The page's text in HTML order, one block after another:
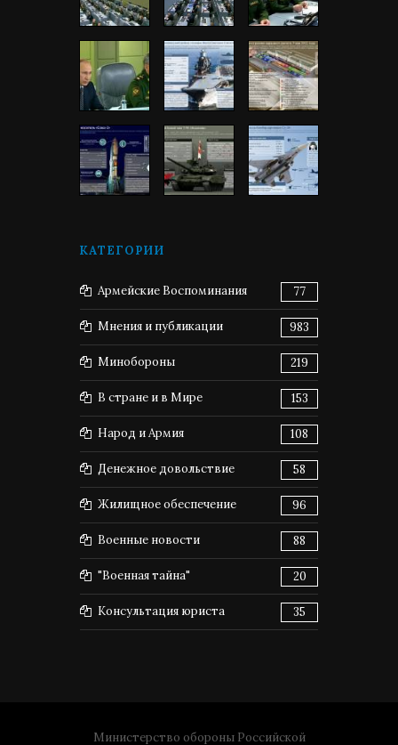
КАТЕГОРИИ
Армейские Воспоминания 77
Мнения и публикации 983
Минобороны 219
В стране и в Мире 153
Народ и Армия 108
Денежное довольствие 58
Жилищное обеспечение 96
Военные новости 88
"Военная тайна" 20
Консультация юриста 35
Министерство обороны Российской